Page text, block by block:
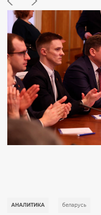
АНАЛИТИКА беларусь